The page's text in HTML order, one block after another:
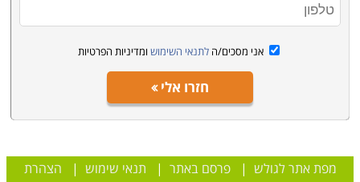
אני מסכים/ה לתנאי השימוש ומדיניות הפרטיות
חזרו אלי
מפת אתר לגולש |פרסם באתר | תנאי שימוש | הצהרת